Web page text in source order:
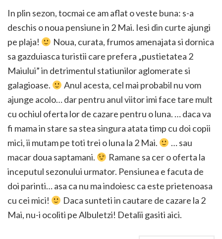
In plin sezon, tocmai ce am aflat o veste buna: s-a
deschis o noua pensiune in 2 Mai. Iesi din curte ajungi
pe plaja!
Noua, curata, frumos amenajata si dornica
sa gazduiasca turistii care prefera „pustietatea 2
Maiului” in detrimentul statiunilor aglomerate si
galagioase.
Anul acesta, cel mai probabil nu vom
ajunge acolo… dar pentru anul viitor imi face tare mult
cu ochiul oferta lor de cazare pentru o luna. … daca va
fi mama in stare sa stea singura atata timp cu doi copii
mici, ii mutam pe toti trei o luna la 2 Mai.
… sau
macar doua saptamani.
Ramane sa cer o oferta la
inceputul sezonului urmator. Pensiunea e facuta de
doi parinti… asa ca nu ma indoiesc ca este prietenoasa
cu cei mici!
Daca sunteti in cautare de cazare la 2
Mai, nu-i ocoliti pe Albuletzi! Detalii gasiti aici.